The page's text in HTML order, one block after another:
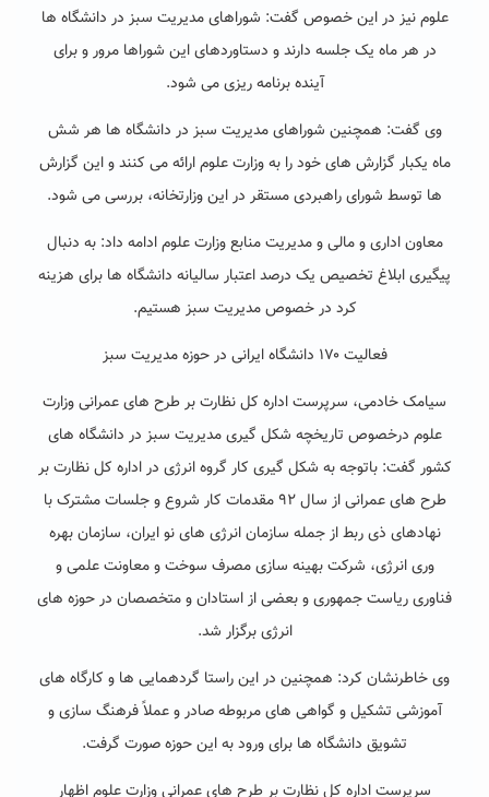
علوم نیز در این خصوص گفت: شوراهای مدیریت سبز در دانشگاه ها
در هر ماه یک جلسه دارند و دستاوردهای این شوراها مرور و برای
آینده برنامه ریزی می شود.
وی گفت: همچنین شوراهای مدیریت سبز در دانشگاه ها هر شش
ماه یکبار گزارش های خود را به وزارت علوم ارائه می کنند و این گزارش
ها توسط شورای راهبردی مستقر در این وزارتخانه، بررسی می شود.
معاون اداری و مالی و مدیریت منابع وزارت علوم ادامه داد: به دنبال
پیگیری ابلاغ تخصیص یک درصد اعتبار سالیانه دانشگاه ها برای هزینه
کرد در خصوص مدیریت سبز هستیم.
فعالیت ۱۷۰ دانشگاه ایرانی در حوزه مدیریت سبز
سیامک خادمی، سرپرست اداره کل نظارت بر طرح های عمرانی وزارت
علوم درخصوص تاریخچه شکل گیری مدیریت سبز در دانشگاه های
کشور گفت: باتوجه به شکل گیری کار گروه انرژی در اداره کل نظارت بر
طرح های عمرانی از سال ۹۲ مقدمات کار شروع و جلسات مشترک با
نهادهای ذی ربط از جمله سازمان انرژی های نو ایران، سازمان بهره
وری انرژی، شرکت بهینه سازی مصرف سوخت و معاونت علمی و
فناوری ریاست جمهوری و بعضی از استادان و متخصصان در حوزه های
انرژی برگزار شد.
وی خاطرنشان کرد: همچنین در این راستا گردهمایی ها و کارگاه های
آموزشی تشکیل و گواهی های مربوطه صادر و عملاً فرهنگ سازی و
تشویق دانشگاه ها برای ورود به این حوزه صورت گرفت.
سرپرست اداره کل نظارت بر طرح های عمرانی وزارت علوم اظهار